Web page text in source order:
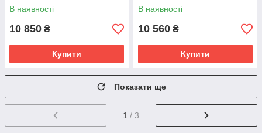
В наявності
10 850 ₴
Купити
В наявності
10 560 ₴
Купити
Показати ще
1 / 3